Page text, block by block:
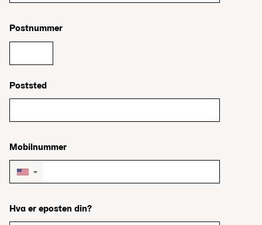
Postnummer
Poststed
Mobilnummer
▼
Hva er eposten din?